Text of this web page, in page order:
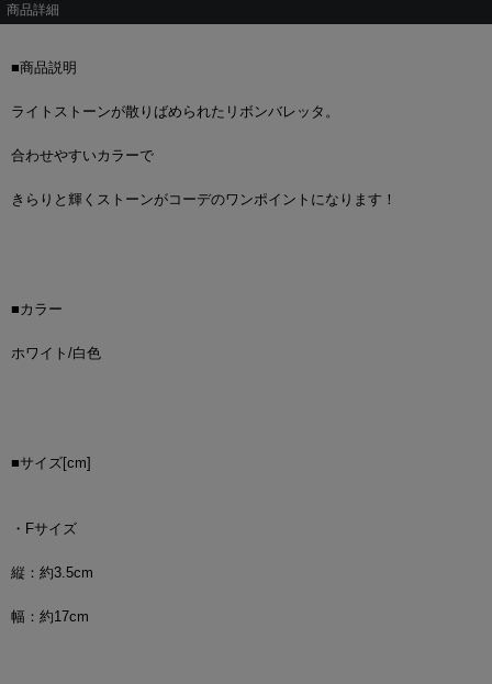
商品詳細
■商品説明
ライトストーンが散りばめられたリボンバレッタ。
合わせやすいカラーで
きらりと輝くストーンがコーデのワンポイントになります！
■カラー
ホワイト/白色
■サイズ[cm]
・Fサイズ
縦：約3.5cm
幅：約17cm